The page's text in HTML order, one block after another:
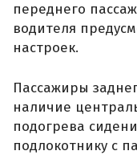
переднего
водителя
настроек.
Пассажиры
наличие
подогрева
подлокотнику с